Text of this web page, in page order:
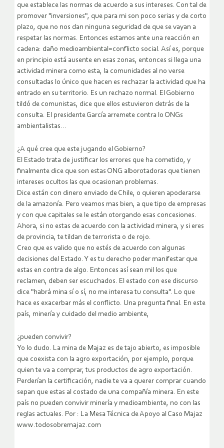
que establece las normas de acuerdo a sus intereses. Con tal de
promover "inversiones", que para mi son poco serias y de corto
plazo, que no nos dan ninguna seguridad de que se vayan a
respetar las normas. Entonces estamos ante una reacción en
cadena: daño medioambiental=conflicto social. Así es, porque
en principio está ausente en esas zonas, entonces si llega una
actividad minera como esta, la comunidades al no verse
consultadas lo único que hacen es rechazar la actividad que ha
entrado en su territorio. Es un rechazo normal. El Gobierno
tildó de comunistas, dice que ellos estuvieron detrás de la
consulta. El presidente García arremete contra lo ONGs
ambientalistas…
¿A qué cree que este jugando el Gobierno?
El Estado trata de justificar los errores que ha cometido, y
finalmente dice que son estas ONG alborotadoras que tienen
intereses ocultos las que ocasionan problemas.
Dice están con dinero enviado de Chile, o quieren apoderarse
de la amazonía. Pero veamos mas bien, a que tipo de empresas
y con que capitales se le están otorgando esas concesiones.
Ahora, si no estas de acuerdo con la actividad minera, y si eres
de provincia, te tildan de terrorista o de rojo.
Creo que es valido que no estés de acuerdo con algunas
decisiones del Estado. Y es tu derecho poder manifestar que
estas en contra de algo. Entonces así sean mil los que
reclamen, deben ser escuchados. El estado con ese discurso
dice "habrá mina sí o sí, no me interesa tu consulta". Lo que
hace es exacerbar más el conflicto. Una pregunta final. En este
país, minería y cuidado del medio ambiente,
¿pueden convivir?
Yo lo dudo. La mina de Majaz es de tajo abierto, es imposible
que coexista con la agro exportación, por ejemplo, porque
quien te va a comprar, tus productos de agro exportación.
Perderían la certificación, nadie te va a querer comprar cuando
sepan que estas al costado de una compañía minera. En este
país no pueden convivir minería y medioambiente, no con las
reglas actuales. Por : La Mesa Técnica de Apoyo al Caso Majaz
www.todosobremajaz.com